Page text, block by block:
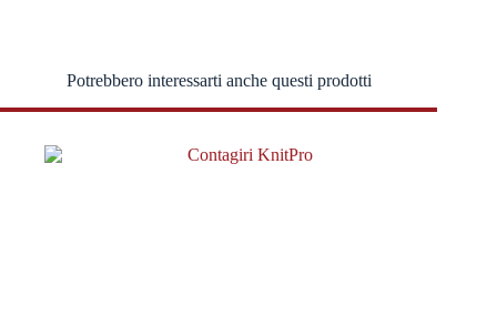
Potrebbero interessarti anche questi prodotti